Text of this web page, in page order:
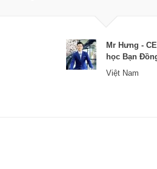
Mr Hưng -
học Bạn
Việt Nam